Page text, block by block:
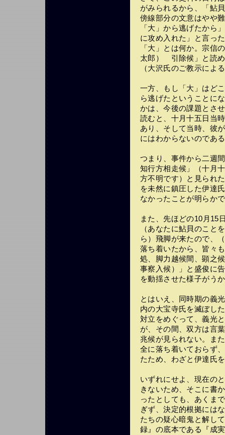
がみられるから、「鮎
傍線部分の文意はやや
「大」から逃げたから
に攻め入れた」と言っ
「大」とは何か。宗信
太郎）ゟ引除候」と読
（大沢氏のご教示によ
一方、もし「大」はど
ら逃げたということに
かは、今後の課題とさ
読むと、十月十五日当
あり、そして当時、彼
にはわからないのであ
つまり、事件から二週
知行方相走候」（十月
方不明です）と見られ
を未然に鎮圧した伊達
なかったことが明らか
また、先ほどの10月15
（あなたに鮎貝のこと
ら）飛脚が来たので、
落ち着いたから、皆々
処、脚力越候間、顕之
事察入候）」と盛俊に
を動揺させた様子がう
とはいえ、同時期の義
内の大宝寺氏を滅ぼし
対立をめぐって、義光
が、その間、双方は言
兆候が見られない。ま
全に落ち着いておらず
たため、わざと伊達氏
いずれにせよ、現在の
きないため、そこに書
ったとしても、あくま
ぎず、決定的根拠には
たちの疑心暗鬼と解し
録』の底本である『成